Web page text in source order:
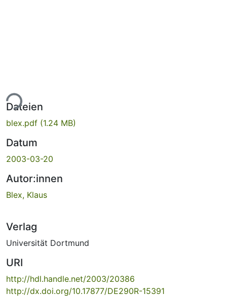
Dateien
blex.pdf (1.24 MB)
Datum
2003-03-20
Autor:innen
Blex, Klaus
Verlag
Universität Dortmund
URI
http://hdl.handle.net/2003/20386
http://dx.doi.org/10.17877/DE290R-15391